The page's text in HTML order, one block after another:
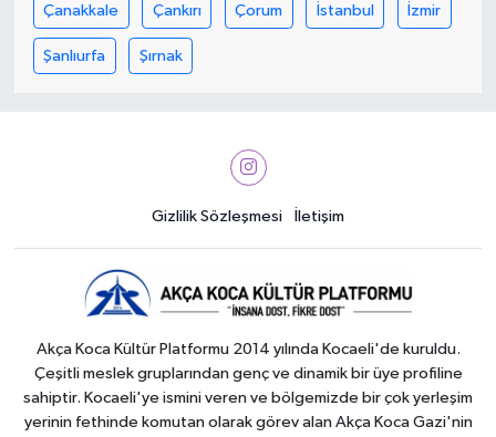
Çanakkale Çankırı Çorum İstanbul İzmir
Şanlıurfa Şırnak
Gizlilik Sözleşmesi İletişim
Akça Koca Kültür Platformu 2014 yılında Kocaeli'de kuruldu.
Çeşitli meslek gruplarından genç ve dinamik bir üye profiline
sahiptir. Kocaeli'ye ismini veren ve bölgemizde bir çok yerleşim
yerinin fethinde komutan olarak görev alan Akça Koca Gazi'nin